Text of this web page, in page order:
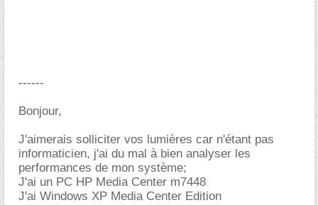
------
Bonjour,
J'aimerais solliciter vos lumières car n'étant pas
informaticien, j'ai du mal à bien analyser les
performances de mon système;
J'ai un PC HP Media Center m7448
J'ai Windows XP Media Center Edition